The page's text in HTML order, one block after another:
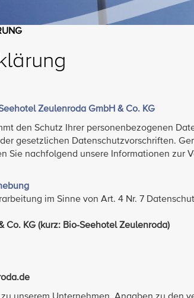
Zeulenroda GmbH & Co. KG
den Schutz Ihrer personenbezogenen
gesetzlichen Datenschutzvorschriften.
Sie nachfolgend unsere Informationen zur
im Sinne von Art. 4 Nr. 7
Co. KG (kurz: Bio-Seehotel Zeulenroda)